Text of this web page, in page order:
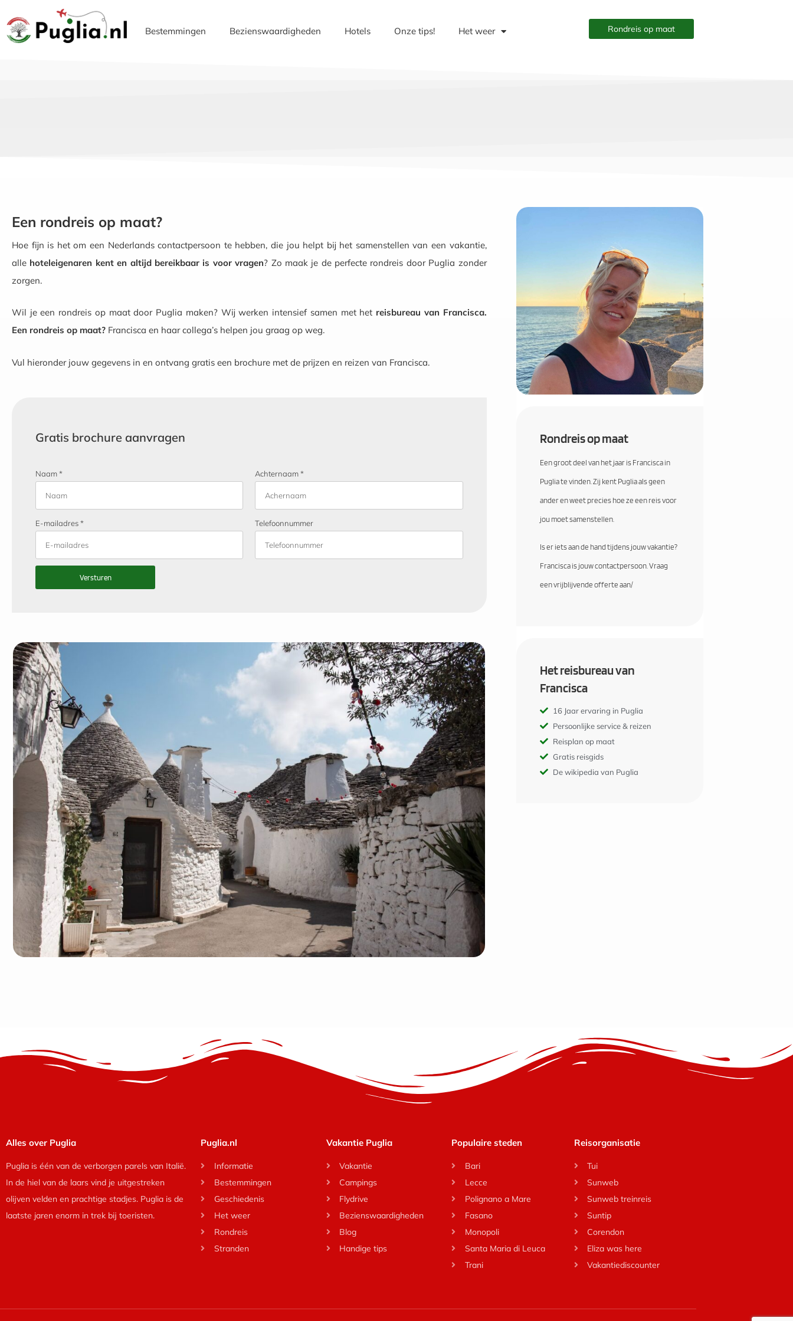
Bestemmingen Bezienswaardigheden Hotels Onze tips! Het weer Rondreis op maat
Een rondreis op maat?
Hoe fijn is het om een Nederlands contactpersoon te hebben, die jou helpt bij het samenstellen van een vakantie,
alle hoteleigenaren kent en altijd bereikbaar is voor vragen? Zo maak je de perfecte rondreis door Puglia zonder
zorgen.
Wil je een rondreis op maat door Puglia maken? Wij werken intensief samen met het reisbureau van Francisca.
Een rondreis op maat? Francisca en haar collega’s helpen jou graag op weg.
Vul hieronder jouw gegevens in en ontvang gratis een brochure met de prijzen en reizen van Francisca.
Gratis brochure aanvragen
Naam * Achternaam *
E-mailadres * Telefoonnummer
Versturen
Rondreis op maat
Een groot deel van het jaar is Francisca in
Puglia te vinden. Zij kent Puglia als geen
ander en weet precies hoe ze een reis voor
jou moet samenstellen.
Is er iets aan de hand tijdens jouw vakantie?
Francisca is jouw contactpersoon. Vraag
een vrijblijvende offerte aan/
Het reisbureau van
Francisca
16 Jaar ervaring in Puglia
Persoonlijke service & reizen
Reisplan op maat
Gratis reisgids
De wikipedia van Puglia
Alles over Puglia
Puglia is één van de verborgen parels van Italië.
In de hiel van de laars vind je uitgestreken
olijven velden en prachtige stadjes. Puglia is de
laatste jaren enorm in trek bij toeristen.
Puglia.nl
Informatie
Bestemmingen
Geschiedenis
Het weer
Rondreis
Stranden
Vakantie Puglia
Vakantie
Campings
Flydrive
Bezienswaardigheden
Blog
Handige tips
Populaire steden
Bari
Lecce
Polignano a Mare
Fasano
Monopoli
Santa Maria di Leuca
Trani
Reisorganisatie
Tui
Sunweb
Sunweb treinreis
Suntip
Corendon
Eliza was here
Vakantiediscounter